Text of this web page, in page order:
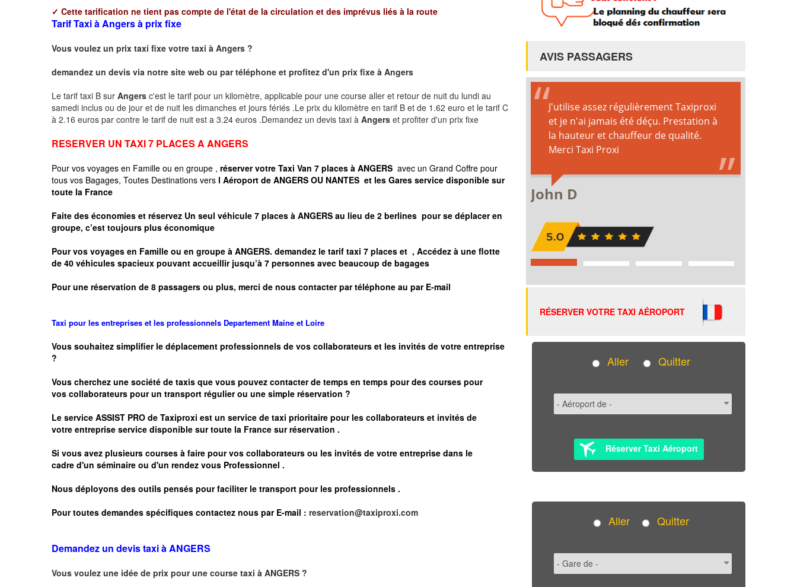
✓ Cette tarification ne tient pas compte de l'état de la circulation et des imprévus liés à la route
Tarif Taxi à Angers à prix fixe
Vous voulez un prix taxi fixe votre taxi à Angers ?
demandez un devis via notre site web ou par téléphone et profitez d'un prix fixe à Angers
Le tarif taxi B sur Angers c'est le tarif pour un kilomètre, applicable pour une course aller et retour de nuit du lundi au
samedi inclus ou de jour et de nuit les dimanches et jours fériés .Le prix du kilomètre en tarif B et de 1.62 euro et le tarif C
à 2.16 euros par contre le tarif de nuit est a 3.24 euros .Demandez un devis taxi à Angers et profiter d'un prix fixe
RESERVER UN TAXI 7 PLACES A ANGERS
Pour vos voyages en Famille ou en groupe , réserver votre Taxi Van 7 places à ANGERS avec un Grand Coffre pour
tous vos Bagages, Toutes Destinations vers l Aéroport de ANGERS OU NANTES et les Gares service disponible sur
toute la France
Faite des économies et réservez Un seul véhicule 7 places à ANGERS au lieu de 2 berlines pour se déplacer en
groupe, c’est toujours plus économique
Pour vos voyages en Famille ou en groupe à ANGERS. demandez le tarif taxi 7 places et , Accédez à une flotte
de 40 véhicules spacieux pouvant accueillir jusqu’à 7 personnes avec beaucoup de bagages
Pour une réservation de 8 passagers ou plus, merci de nous contacter par téléphone au par E-mail
Taxi pour les entreprises et les professionnels Departement Maine et Loire
Vous souhaitez simplifier le déplacement professionnels de vos collaborateurs et les invités de votre entreprise
?
Vous cherchez une société de taxis que vous pouvez contacter de temps en temps pour des courses pour
vos collaborateurs pour un transport régulierou une simple réservation ?
Le service ASSIST PRO de Taxiproxi est un service de taxi prioritaire pour les collaborateurs et invités de
votre entreprise service disponible sur toute la France sur réservation .
Si vous avez plusieurs courses à faire pour vos collaborateurs ou les invités de votre entreprise dans le
cadre d'un séminaire ou d'un rendez vous Professionnel .
Nous déployons des outils pensés pour faciliter le transport pour les professionnels .
Pour toutes demandes spécifiques contactez nous par E-mail : reservation@taxiproxi.com
Demandez un devis taxi à ANGERS
Vous voulez une idée de prix pour une course taxi à ANGERS ?
AVIS PASSAGERS
RÉSERVER VOTRE TAXI AÉROPORT
Aller Quitter
Réserver Taxi Aéroport
Aller Quitter